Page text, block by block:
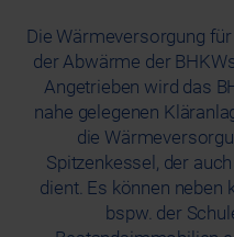
Die Wärmeversorgung
der Abwärme der
Angetrieben wird das
nahe gelegenen
die
Spitzenkessel, der
dient. Es können neben
bspw. der